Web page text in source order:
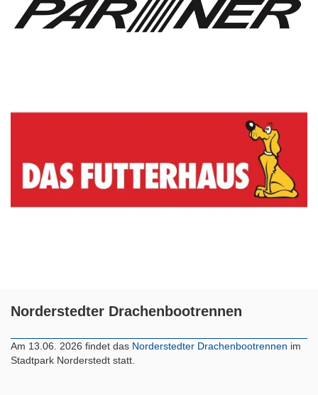
Norderstedter Drachenbootrennen
Am 13.06. 2026 findet das Norderstedter Drachenbootrennen im
Stadtpark Norderstedt statt.